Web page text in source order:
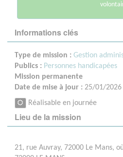
Informations clés
Type de mission : Gestion
Publics : Personnes handicapées
Mission permanente
Date de mise à jour : 25/01/2026
Réalisable en journée
Lieu de la mission
21, rue Auvray, 72000 Le Mans,